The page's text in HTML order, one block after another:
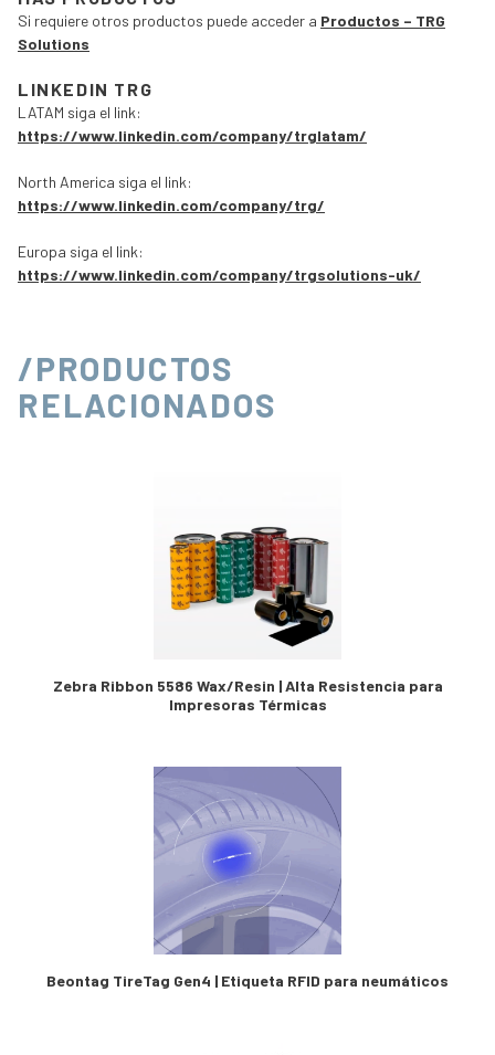
Si requiere otros productos puede acceder a Productos – TRG
Solutions
LINKEDIN TRG
LATAM siga el link:
https://www.linkedin.com/company/trglatam/
North America siga el link:
https://www.linkedin.com/company/trg/
Europa siga el link:
https://www.linkedin.com/company/trgsolutions-uk/
/PRODUCTOS
RELACIONADOS
Zebra Ribbon 5586 Wax/Resin | Alta Resistencia para
Impresoras Térmicas
Beontag TireTag Gen4 | Etiqueta RFID para neumáticos